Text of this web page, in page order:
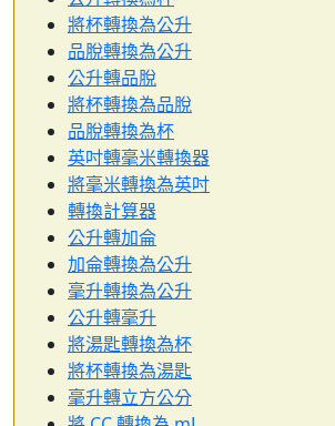
將杯轉換為公升
品脫轉換為公升
公升轉品脫
將杯轉換為品脫
品脫轉換為杯
英吋轉毫米轉換器
將毫米轉換為英吋
轉換計算器
公升轉加侖
加侖轉換為公升
毫升轉換為公升
公升轉毫升
將湯匙轉換為杯
將杯轉換為湯匙
毫升轉立方公分